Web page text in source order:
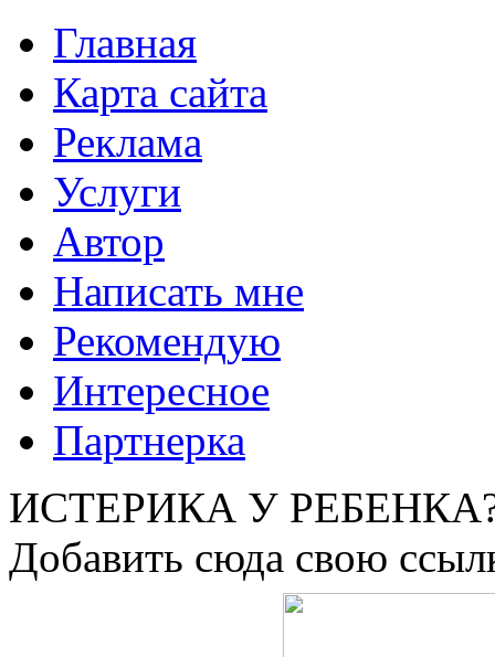
Главная
Карта сайта
Реклама
Услуги
Автор
Написать мне
Рекомендую
Интересное
Партнерка
ИСТЕРИКА У
Добавить сюда свою